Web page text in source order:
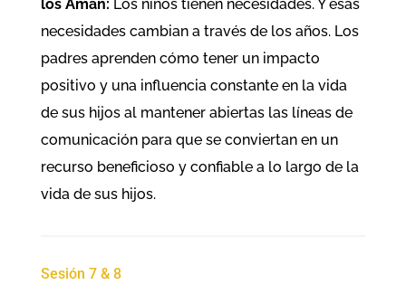
los Aman: Los niños tienen necesidades. Y esas
necesidades cambian a través de los años. Los
padres aprenden cómo tener un impacto
positivo y una influencia constante en la vida
de sus hijos al mantener abiertas las líneas de
comunicación para que se conviertan en un
recurso beneficioso y confiable a lo largo de la
vida de sus hijos.
Sesión 7 & 8